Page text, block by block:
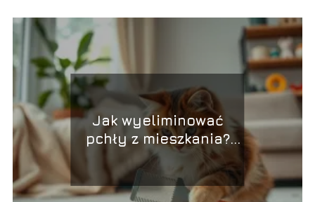
Jak wyeliminować
pchły z mieszkania?
Efektywny plan
działania